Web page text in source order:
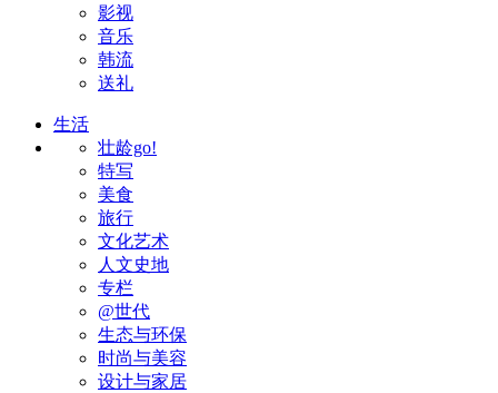
影视
音乐
韩流
送礼
生活
壮龄go!
特写
美食
旅行
文化艺术
人文史地
专栏
@世代
生态与环保
时尚与美容
设计与家居